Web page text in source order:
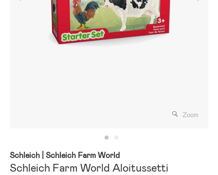
Zoom
Schleich | Schleich Farm World
Schleich Farm World Aloitussetti